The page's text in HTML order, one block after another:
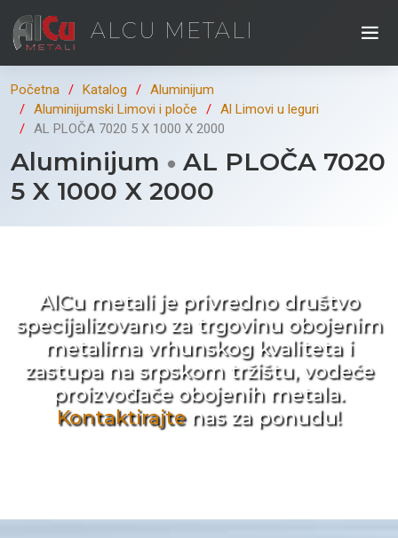
ALCU METALI
Početna Katalog
Aluminijum
Aluminijumski Limovi i ploče
Al Limovi u leguri
AL PLOČA 7020 5 X 1000 X 2000
Aluminijum
AL PLOČA 7020
5 X 1000 X 2000
AlCu metali je privredno društvo
specijalizovano za trgovinu obojenim
metalima vrhunskog kvaliteta i
zastupa na srpskom tržištu, vodeće
proizvođače obojenih metala.
Kontaktirajtenas za ponudu!